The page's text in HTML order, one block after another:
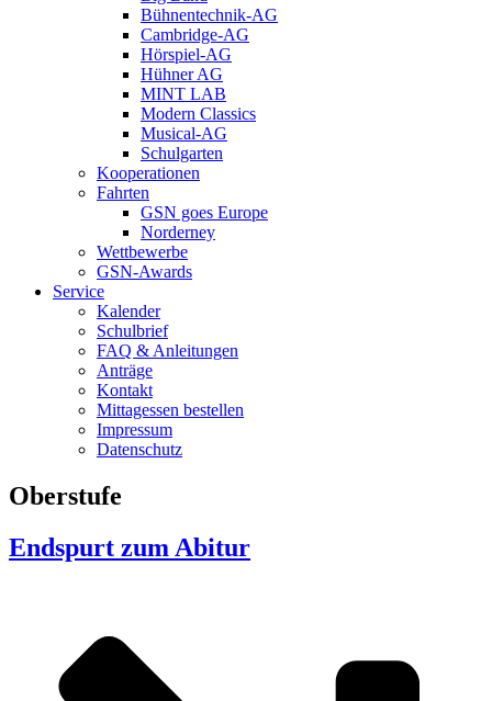
Bühnentechnik-AG
Cambridge-AG
Hörspiel-AG
Hühner AG
MINT LAB
Modern Classics
Musical-AG
Schulgarten
Kooperationen
Fahrten
GSN goes Europe
Norderney
Wettbewerbe
GSN-Awards
Service
Kalender
Schulbrief
FAQ & Anleitungen
Anträge
Kontakt
Mittagessen bestellen
Impressum
Datenschutz
Oberstufe
Endspurt zum Abitur